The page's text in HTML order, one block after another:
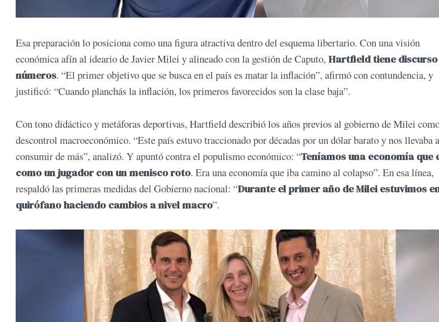
Esa preparación lo posiciona como una figura atractiva dentro del esquema libertario. Con una visión
económica afín al ideario de Javier Milei y alineado con la gestión de Caputo, Hartfield tiene
números. “El primer objetivo que se busca en el país es matar la inflación”, afirmó con contundencia, y
justificó: “Cuando planchás la inflación, los primeros favorecidos son la clase baja”.
Con tono didáctico y metáforas deportivas, Hartfield describió los años previos al gobierno de Milei
descontrol macroeconómico. “Este país estuvo traccionado por décadas por un dólar barato y nos llevaba a
consumir de más”, analizó. Y apuntó contra el populismo económico: “Teníamos una economía que
como un jugador con un menisco roto. Era una economía que iba camino al colapso”. En esa línea,
respaldó las primeras medidas del Gobierno nacional: “Durante el primer año de Milei estuvimos
quirófano haciendo cambios a nivel macro”.